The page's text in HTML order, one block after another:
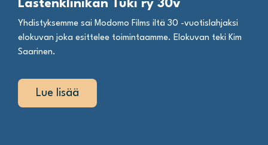
Lastenklinikan Tuki ry 30v
Yhdistyksemme sai Modomo Films iltä 30 -vuotislahjaksi
elokuvan joka esittelee toimintaamme. Elokuvan teki Kim
Saarinen.
Lue lisää